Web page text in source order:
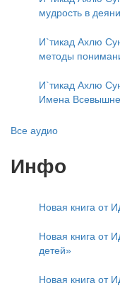
мудрость в
пришло в
И`тикад Ахлю
методы
означает
образа)?
И`тикад Ахлю
Имена
Все аудио
Инфо
Новая книга от
Новая книга от
детей»
Новая книга от